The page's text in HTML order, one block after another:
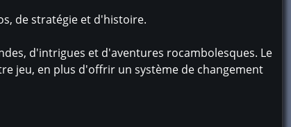
de stratégie et d'histoire.
d'intrigues et d'aventures rocambolesques. Le
jeu, en plus d'offrir un système de changement